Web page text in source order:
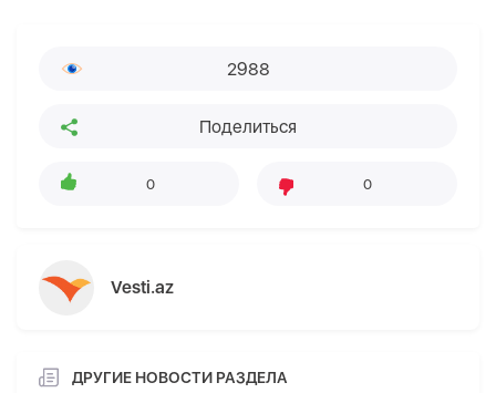
2988
Поделиться
0 0
Vesti.az
ДРУГИЕ НОВОСТИ РАЗДЕЛА